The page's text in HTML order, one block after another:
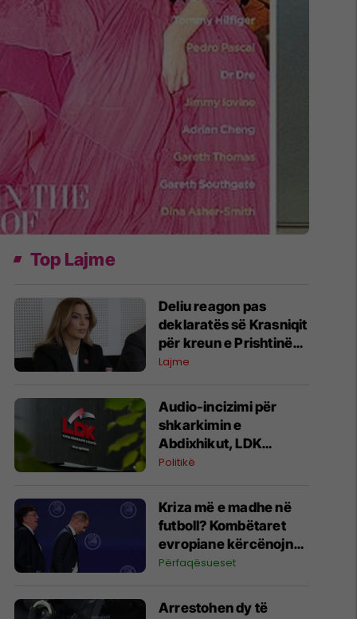
Top Lajme
Deliu reagon pas
deklaratës së Krasniqit
për kreun e Prishtinës,
e lidh me rastin "Lule
Lajme
Audio-incizimi për
shkarkimin e
Abdixhikut, LDK
kërkon hetim dhe
disiplinore
Politikë
Kriza më e madhe në
futboll? Kombëtaret
evropiane kërcënojnë
me bojkot të Kupës së
Përfaqësueset
Arrestohen dy të